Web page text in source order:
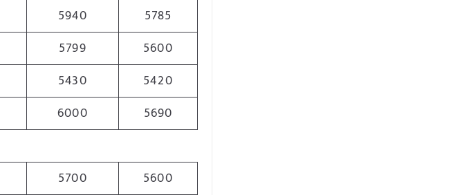
5940
5785
5799
5600
5430
5420
6000
5690
5700
5600